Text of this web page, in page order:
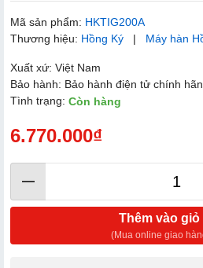
Mã sản phẩm: HKTIG200A
Thương hiệu: Hồng Ký | Máy hàn
Xuất xứ: Việt Nam
Bảo hành: Bảo hành điện tử chính
Tình trạng: Còn hàng
6.770.000₫
Thêm vào giỏ
(Mua online giao